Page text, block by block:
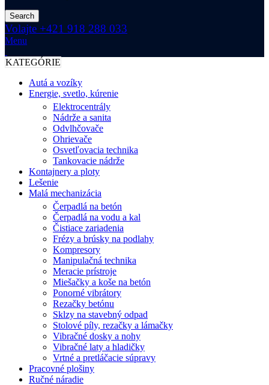
Search
Volajte +421 918 288 033
Menu
KATEGÓRIE
Autá a vozíky
Energie, svetlo, kúrenie
Elektrocentrály
Nádrže a sanita
Odvlhčovače
Ohrievače
Osvetľovacia technika
Tankovacie nádrže
Kontajnery a ploty
Lešenie
Malá mechanizácia
Čerpadlá na betón
Čerpadlá na vodu a kal
Čistiace zariadenia
Frézy a brúsky na podlahy
Kompresory
Manipulačná technika
Meracie prístroje
Miešačky a koše na betón
Ponorné vibrátory
Rezačky betónu
Sklzy na stavebný odpad
Stolové píly, rezačky a lámačky
Vibračné dosky a nohy
Vibračné laty a hladičky
Vrtné a pretláčacie súpravy
Pracovné plošiny
Ručné náradie